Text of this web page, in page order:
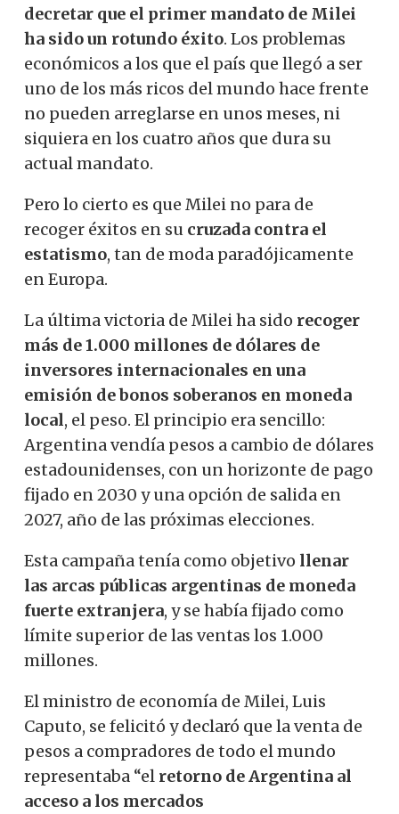
decretar que el primer mandato de Milei
ha sido un rotundo éxito. Los problemas
económicos a los que el país que llegó a ser
uno de los más ricos del mundo hace frente
no pueden arreglarse en unos meses, ni
siquiera en los cuatro años que dura su
actual mandato.
Pero lo cierto es que Milei no para de
recoger éxitos en su cruzada contra el
estatismo, tan de moda paradójicamente
en Europa.
La última victoria de Milei ha sido recoger
más de 1.000 millones de dólares de
inversores internacionales en una
emisión de bonos soberanos en moneda
local, el peso. El principio era sencillo:
Argentina vendía pesos a cambio de dólares
estadounidenses, con un horizonte de pago
fijado en 2030 y una opción de salida en
2027, año de las próximas elecciones.
Esta campaña tenía como objetivo llenar
las arcas públicas argentinas de moneda
fuerte extranjera, y se había fijado como
límite superior de las ventas los 1.000
millones.
El ministro de economía de Milei, Luis
Caputo, se felicitó y declaró que la venta de
pesos a compradores de todo el mundo
representaba “el retorno de Argentina al
acceso a los mercados